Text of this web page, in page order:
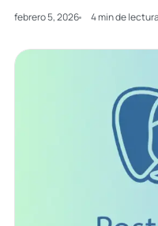
febrero 5, 2026 4 min de lectura